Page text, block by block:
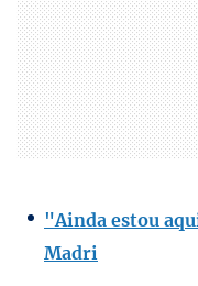
"Ainda estou
Madri